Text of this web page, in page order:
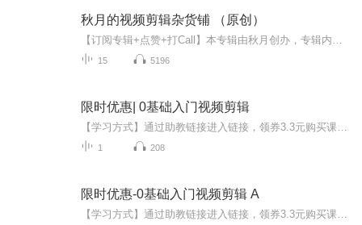
秋月的视频剪辑杂货铺 （原创）
15 5196
限时优惠| 0基础入门视频剪辑
1 208
限时优惠-0基础入门视频剪辑 A